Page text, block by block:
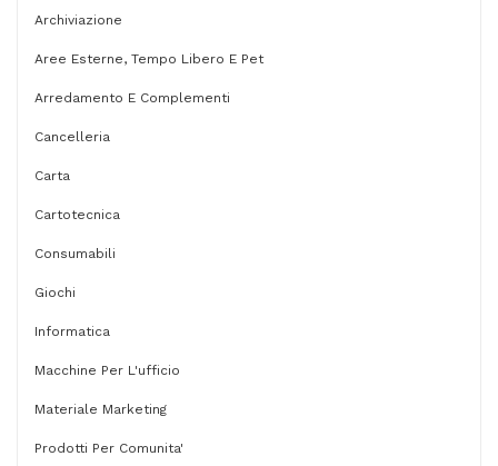
Sealed
Archiviazione
Aree Esterne, Tempo Libero E Pet
Arredamento E Complementi
Cancelleria
Carta
Cartotecnica
Consumabili
Giochi
Informatica
Macchine Per L'ufficio
Materiale Marketing
Prodotti Per Comunita'